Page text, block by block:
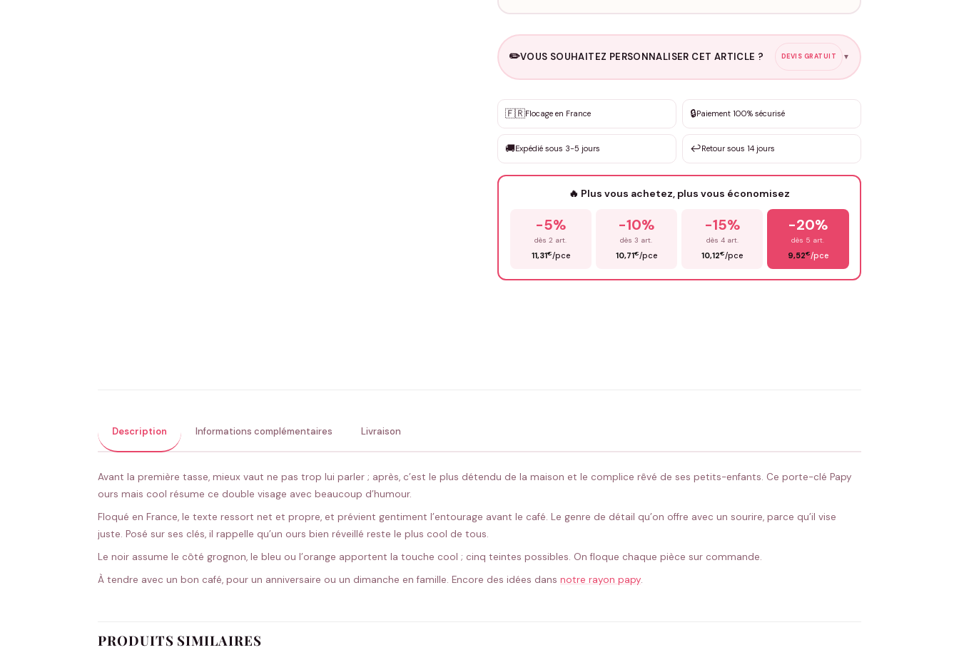
✏️VOUS SOUHAITEZ PERSONNALISER CET ARTICLE ? DEVIS GRATUIT ▼
✨ Personnalisation sur mesure
DEVIS GRATUIT · Personnalisation de 3 à 10€ selon la demande
Que souhaitez-vous ?
🇫🇷Flocage en France 🔒Paiement 100% sécurisé
🚚Expédié sous 3-5 jours ↩️Retour sous 14 jours
🔥 Plus vous achetez, plus vous économisez
-5%
dès 2 art.
11,31€/pce
-10%
dès 3 art.
10,71€/pce
-15%
dès 4 art.
10,12€/pce
-20%
dès 5 art.
9,52€/pce
Description Informations complémentaires Livraison
Avant la première tasse, mieux vaut ne pas trop lui parler ; après, c’est le plus détendu de la maison et le complice rêvé de ses petits-enfants. Ce porte-clé Papy
ours mais cool résume ce double visage avec beaucoup d’humour.
Floqué en France, le texte ressort net et propre, et prévient gentiment l’entourage avant le café. Le genre de détail qu’on offre avec un sourire, parce qu’il vise
juste. Posé sur ses clés, il rappelle qu’un ours bien réveillé reste le plus cool de tous.
Le noir assume le côté grognon, le bleu ou l’orange apportent la touche cool ; cinq teintes possibles. On floque chaque pièce sur commande.
À tendre avec un bon café, pour un anniversaire ou un dimanche en famille. Encore des idées dans notre rayon papy.
PRODUITS SIMILAIRES